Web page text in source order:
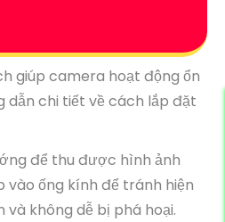
giúp camera hoạt động ổn
dẫn chi tiết về cách lắp đặt
để thu được hình ảnh
ống kính để tránh hiện
không dễ bị phá hoại.